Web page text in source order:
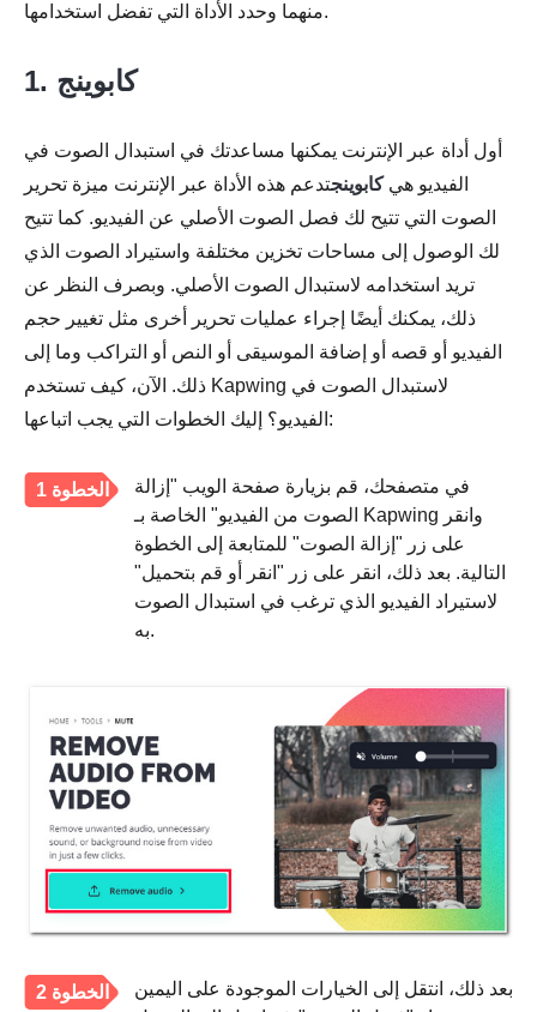
منهما وحدد الأداة التي تفضل استخدامها.
1. كابوينج
أول أداة عبر الإنترنت يمكنها مساعدتك في استبدال الصوت في
الفيديو هيكابوينجتدعم هذه الأداة عبر الإنترنت ميزة تحرير
الصوت التي تتيح لك فصل الصوت الأصلي عن الفيديو. كما تتيح
لك الوصول إلى مساحات تخزين مختلفة واستيراد الصوت الذي
تريد استخدامه لاستبدال الصوت الأصلي. وبصرف النظر عن
ذلك، يمكنك أيضًا إجراء عمليات تحرير أخرى مثل تغيير حجم
الفيديو أو قصه أو إضافة الموسيقى أو النص أو التراكب وما إلى
ذلك. الآن، كيف تستخدم Kapwing لاستبدال الصوت في
الفيديو؟ إليك الخطوات التي يجب اتباعها:
الخطوة 1
في متصفحك، قم بزيارة صفحة الويب "إزالة
الصوت من الفيديو" الخاصة بـ Kapwing وانقر
على زر "إزالة الصوت" للمتابعة إلى الخطوة
التالية. بعد ذلك، انقر على زر "انقر أو قم بتحميل"
لاستيراد الفيديو الذي ترغب في استبدال الصوت
به.
الخطوة 2
بعد ذلك، انتقل إلى الخيارات الموجودة على اليمين